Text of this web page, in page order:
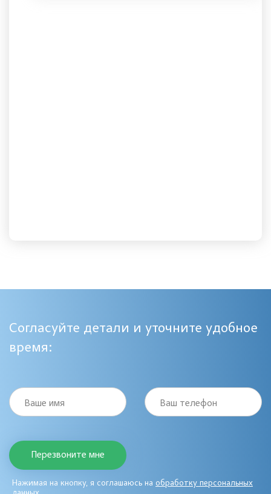
Согласуйте детали и уточните удобное
время:
Ваше имя Ваш телефон
Нажимая на кнопку, я соглашаюсь на обработку персональных